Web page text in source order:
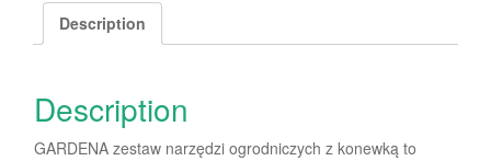
Description
Description
GARDENA zestaw narzędzi ogrodniczych z konewką to